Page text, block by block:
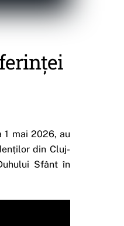
mai 2026, au
din Cluj-
Sfânt în